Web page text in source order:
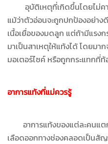
อุบัติเหตุที่เกิดขึ้นโดยไม่คา
แม้ว่าตัวอ่อนจะถูกปกป้องอย่าง
เนื้อเยื่อของมดลูก แต่ถ้ามีแรง
มาเป็นสาเหตุให้แท้งได้ โดยมา
มอเตอร์ไซค์ หรือถูกกระแทกที่
อาการแท้งที่แม่ควรรู้
อาการแท้งของแต่ละคนแต
เลือดออกทางช่องคลอดเป็นสั